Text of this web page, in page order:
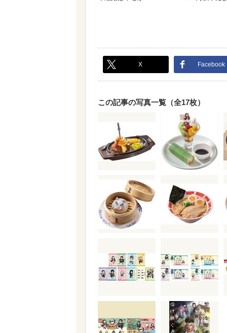
X Facebook
この記事の写真一覧（全17枚）